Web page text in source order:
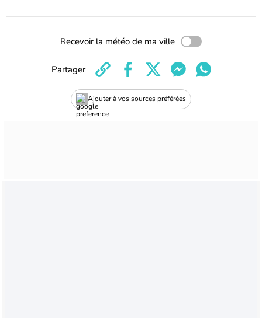
Recevoir la météo de ma ville
Ajouter à vos sources préférées
Partager